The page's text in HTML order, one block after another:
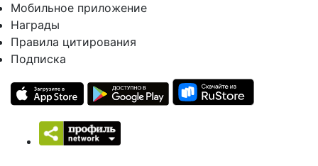
Мобильное приложение
Награды
Правила цитирования
Подписка